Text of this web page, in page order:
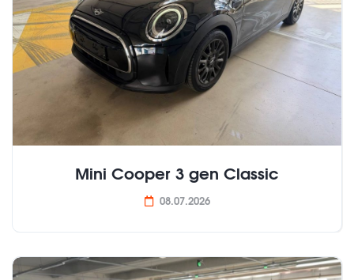
Mini Cooper 3 gen Classic
08.07.2026